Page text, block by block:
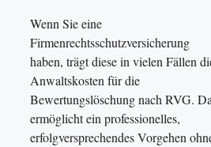
Wenn Sie eine
Firmenrechtsschutzversicherung
haben, trägt diese in vielen Fällen
Anwaltskosten für die
Bewertungslöschung nach RVG.
ermöglicht ein professionelles,
erfolgversprechendes Vorgehen